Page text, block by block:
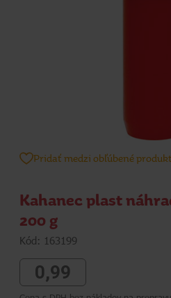
Pridať medzi obľúbené
Kahanec plast
200 g
Kód: 163199
0,99